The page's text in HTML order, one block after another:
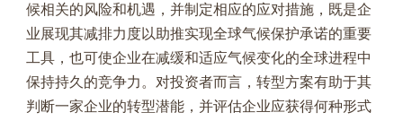
候相关的风险和机遇，并制定相应的应对措施，既是企
业展现其减排力度以助推实现全球气候保护承诺的重要
工具，也可使企业在减缓和适应气候变化的全球进程中
保持持久的竞争力。对投资者而言，转型方案有助于其
判断一家企业的转型潜能，并评估企业应获得何种形式